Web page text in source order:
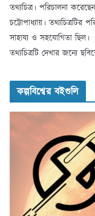
তথ্যচিত্র। পরিচালনা
চট্টোপাধ্যায়। তথ্যচিত্রটির
সাহায্য ও সহযোগিতা ছিল।
তথ্যচিত্রটি দেখার জন্যে
কল্পবিশ্বের বইগুলি